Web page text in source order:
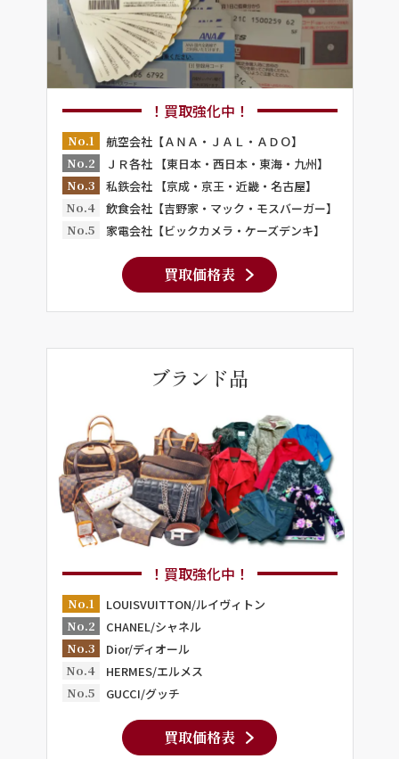
！買取強化中！
No.1
航空会社【ＡＮＡ・ＪＡＬ・ＡＤＯ】
No.2
ＪＲ各社 【東日本・西日本・東海・九州】
No.3
私鉄会社 【京成・京王・近畿・名古屋】
No.4
飲食会社【吉野家・マック・モスバーガー】
No.5
家電会社【ビックカメラ・ケーズデンキ】
買取価格表
ブランド品
！買取強化中！
No.1
LOUISVUITTON/ルイヴィトン
No.2
CHANEL/シャネル
No.3
Dior/ディオール
No.4
HERMES/エルメス
No.5
GUCCI/グッチ
買取価格表